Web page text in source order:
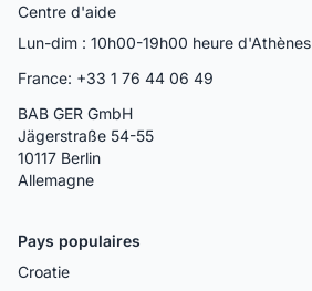
Centre d'aide
Lun-dim : 10h00-19h00 heure d'Athènes
France: +33 1 76 44 06 49
BAB GER GmbH
Jägerstraße 54-55
10117 Berlin
Allemagne
Pays populaires
Croatie